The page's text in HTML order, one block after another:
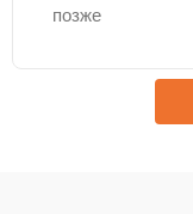
позже